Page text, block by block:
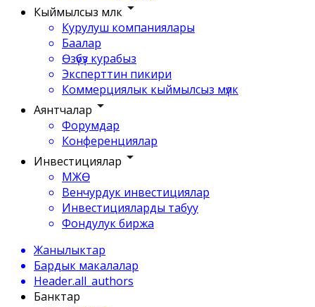
Кыймылсыз мүлк
Курулуш компаниялары
Баалар
Өзүбүз курабыз
Эксперттин пикири
Коммерциялык кыймылсыз мүлк
Аянтчалар
Форумдар
Конференциялар
Инвестициялар
МЖӨ
Венчурдук инвестициялар
Инвестицияларды табуу
Фондулук биржа
Жанылыктар
Бардык макалалар
Header.all_authors
Банктар